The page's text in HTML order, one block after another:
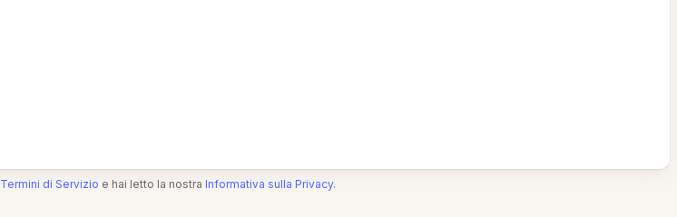
Termini di Servizio e hai letto la nostra Informativa sulla Privacy.